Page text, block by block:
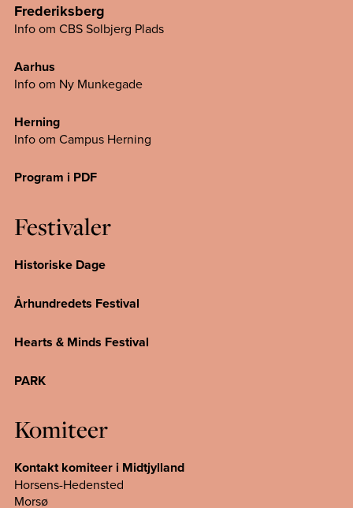
Frederiksberg
Info om CBS Solbjerg Plads
Aarhus
Info om Ny Munkegade
Herning
Info om Campus Herning
Program i PDF
Festivaler
Historiske Dage
Århundredets Festival
Hearts & Minds Festival
PARK
Komiteer
Kontakt komiteer i Midtjylland
Horsens-Hedensted
Morsø